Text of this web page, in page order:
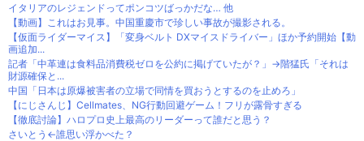
イタリアのレジェンドってポンコツばっかだな… 他
【動画】これはお見事。中国重慶市で珍しい事故が撮影される。
【仮面ライダーマイス】「変身ベルト DXマイスドライバー」ほか予約開始【動
画追加...
記者「中革連は食料品消費税ゼロを公約に掲げていたが？」→階猛氏「それは
財源確保と...
中国「日本は原爆被害者の立場で同情を買おうとするのを止めろ」
【にじさんじ】Cellmates、NG行動回避ゲーム！フリが露骨すぎる
【徹底討論】ハロプロ史上最高のリーダーって誰だと思う？
さいとう←誰思い浮かべた？